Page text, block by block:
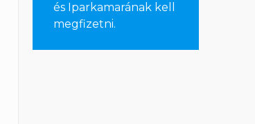
és Iparkamarának kell
megfizetni.